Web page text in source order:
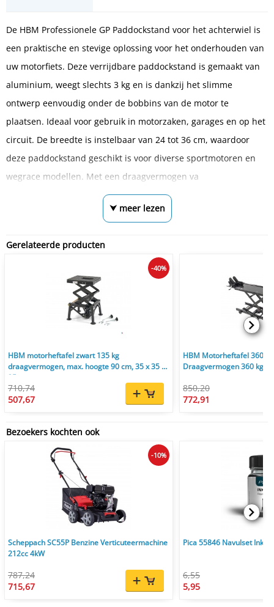
De HBM Professionele GP Paddockstand voor het achterwiel is
een praktische en stevige oplossing voor het onderhouden van
uw motorfiets. Deze verrijdbare paddockstand is gemaakt van
aluminium, weegt slechts 3 kg en is dankzij het slimme
ontwerp eenvoudig onder de bobbins van de motor te
plaatsen. Ideaal voor gebruik in motorzaken, garages en op het
circuit. De breedte is instelbaar van 24 tot 36 cm, waardoor
deze paddockstand geschikt is voor diverse sportmotoren en
wegrace modellen. Met een draagvermogen va
⮟ meer lezen
Gerelateerde producten
HBM motorheftafel zwart 135 kg
draagvermogen, max. hoogte 90 cm, 35 x 35 x
35 cm
710,74
507,67
-40%
HBM Motorheftafel 360
Draagvermogen 360 kg,
850,20
772,91
Bezoekers kochten ook
Scheppach SC55P Benzine Verticuteermachine
212cc 4kW
787,24
715,67
-10%
Pica 55846 Navulset Ink
6,55
5,95